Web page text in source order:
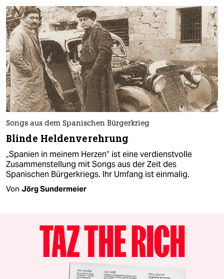
Songs aus dem Spanischen Bürgerkrieg
Blinde Heldenverehrung
„Spanien in meinem Herzen“ ist eine verdienstvolle
Zusammenstellung mit Songs aus der Zeit des
Spanischen Bürgerkriegs. Ihr Umfang ist einmalig.
Von Jörg Sundermeier